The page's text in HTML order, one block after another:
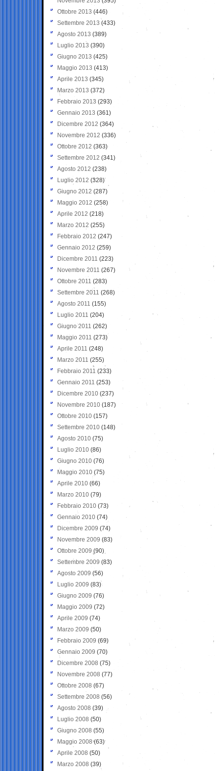
Ottobre 2013 (446)
Settembre 2013 (433)
Agosto 2013 (389)
Luglio 2013 (390)
Giugno 2013 (425)
Maggio 2013 (413)
Aprile 2013 (345)
Marzo 2013 (372)
Febbraio 2013 (293)
Gennaio 2013 (361)
Dicembre 2012 (364)
Novembre 2012 (336)
Ottobre 2012 (363)
Settembre 2012 (341)
Agosto 2012 (238)
Luglio 2012 (328)
Giugno 2012 (287)
Maggio 2012 (258)
Aprile 2012 (218)
Marzo 2012 (255)
Febbraio 2012 (247)
Gennaio 2012 (259)
Dicembre 2011 (223)
Novembre 2011 (267)
Ottobre 2011 (283)
Settembre 2011 (268)
Agosto 2011 (155)
Luglio 2011 (204)
Giugno 2011 (262)
Maggio 2011 (273)
Aprile 2011 (248)
Marzo 2011 (255)
Febbraio 2011 (233)
Gennaio 2011 (253)
Dicembre 2010 (237)
Novembre 2010 (187)
Ottobre 2010 (157)
Settembre 2010 (148)
Agosto 2010 (75)
Luglio 2010 (86)
Giugno 2010 (76)
Maggio 2010 (75)
Aprile 2010 (66)
Marzo 2010 (79)
Febbraio 2010 (73)
Gennaio 2010 (74)
Dicembre 2009 (74)
Novembre 2009 (83)
Ottobre 2009 (90)
Settembre 2009 (83)
Agosto 2009 (56)
Luglio 2009 (83)
Giugno 2009 (76)
Maggio 2009 (72)
Aprile 2009 (74)
Marzo 2009 (50)
Febbraio 2009 (69)
Gennaio 2009 (70)
Dicembre 2008 (75)
Novembre 2008 (77)
Ottobre 2008 (67)
Settembre 2008 (56)
Agosto 2008 (39)
Luglio 2008 (50)
Giugno 2008 (55)
Maggio 2008(63)
Aprile 2008 (50)
Marzo 2008 (39)